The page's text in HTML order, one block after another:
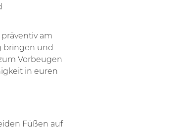
am
bringen und
Vorbeugen
in euren
Füßen auf